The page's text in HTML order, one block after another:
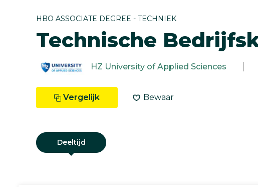
HBO ASSOCIATE DEGREE - TECHNIEK
Technische
HZ University of Applied Sciences
Vergelijk Bewaar
Deeltijd